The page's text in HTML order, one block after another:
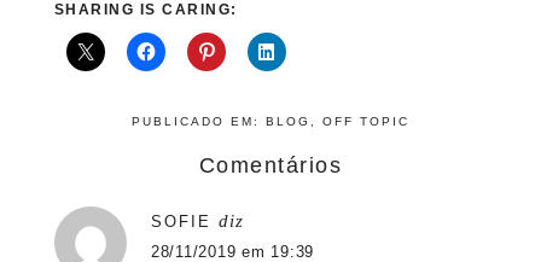
SHARING IS CARING:
PUBLICADO EM: BLOG OFF TOPIC
Comentários
SOFIE diz
28/11/2019 em 19:39